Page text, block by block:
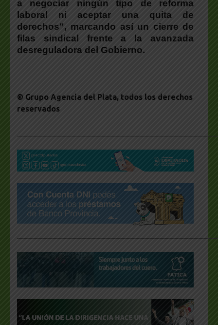
a negociar ningún tipo de reforma
laboral ni aceptar una quita de
derechos”, marcando así un cierre de
filas sindical frente a la avanzada
desreguladora del Gobierno.
© Grupo Agencia del Plata, todos los derechos
reservados